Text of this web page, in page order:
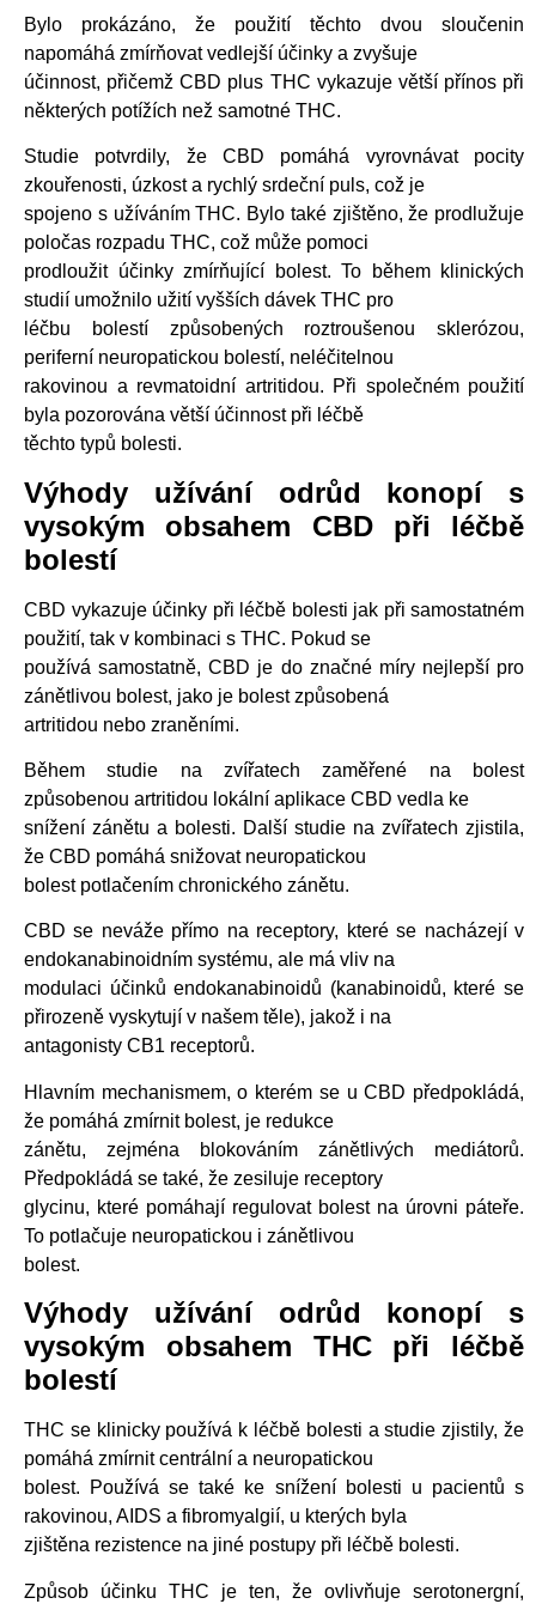
Bylo prokázáno, že použití těchto dvou sloučenin
napomáhá zmírňovat vedlejší účinky a zvyšuje
účinnost, přičemž CBD plus THC vykazuje větší přínos při
některých potížích než samotné THC.
Studie potvrdily, že CBD pomáhá vyrovnávat pocity
zkouřenosti, úzkost a rychlý srdeční puls, což je
spojeno s užíváním THC. Bylo také zjištěno, že prodlužuje
poločas rozpadu THC, což může pomoci
prodloužit účinky zmírňující bolest. To během klinických
studií umožnilo užití vyšších dávek THC pro
léčbu bolestí způsobených roztroušenou sklerózou,
periferní neuropatickou bolestí, neléčitelnou
rakovinou a revmatoidní artritidou. Při společném použití
byla pozorována větší účinnost při léčbě
těchto typů bolesti.
Výhody užívání odrůd konopí s
vysokým obsahem CBD při léčbě
bolestí
CBD vykazuje účinky při léčbě bolesti jak při samostatném
použití, tak v kombinaci s THC. Pokud se
používá samostatně, CBD je do značné míry nejlepší pro
zánětlivou bolest, jako je bolest způsobená
artritidou nebo zraněními.
Během studie na zvířatech zaměřené na bolest
způsobenou artritidou lokální aplikace CBD vedla ke
snížení zánětu a bolesti. Další studie na zvířatech zjistila,
že CBD pomáhá snižovat neuropatickou
bolest potlačením chronického zánětu.
CBD se neváže přímo na receptory, které se nacházejí v
endokanabinoidním systému, ale má vliv na
modulaci účinků endokanabinoidů (kanabinoidů, které se
přirozeně vyskytují v našem těle), jakož i na
antagonisty CB1 receptorů.
Hlavním mechanismem, o kterém se u CBD předpokládá,
že pomáhá zmírnit bolest, je redukce
zánětu, zejména blokováním zánětlivých mediátorů.
Předpokládá se také, že zesiluje receptory
glycinu, které pomáhají regulovat bolest na úrovni páteře.
To potlačuje neuropatickou i zánětlivou
bolest.
Výhody užívání odrůd konopí s
vysokým obsahem THC při léčbě
bolestí
THC se klinicky používá k léčbě bolesti a studie zjistily, že
pomáhá zmírnit centrální a neuropatickou
bolest. Používá se také ke snížení bolesti u pacientů s
rakovinou, AIDS a fibromyalgií, u kterých byla
zjištěna rezistence na jiné postupy při léčbě bolesti.
Způsob účinku THC je ten, že ovlivňuje serotonergní,